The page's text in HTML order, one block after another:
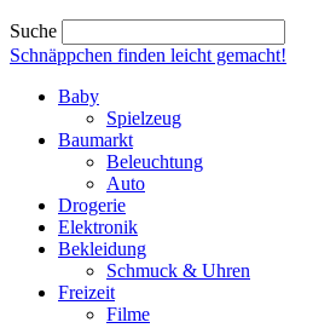
Suche
Schnäppchen finden leicht gemacht!
Baby
Spielzeug
Baumarkt
Beleuchtung
Auto
Drogerie
Elektronik
Bekleidung
Schmuck & Uhren
Freizeit
Filme